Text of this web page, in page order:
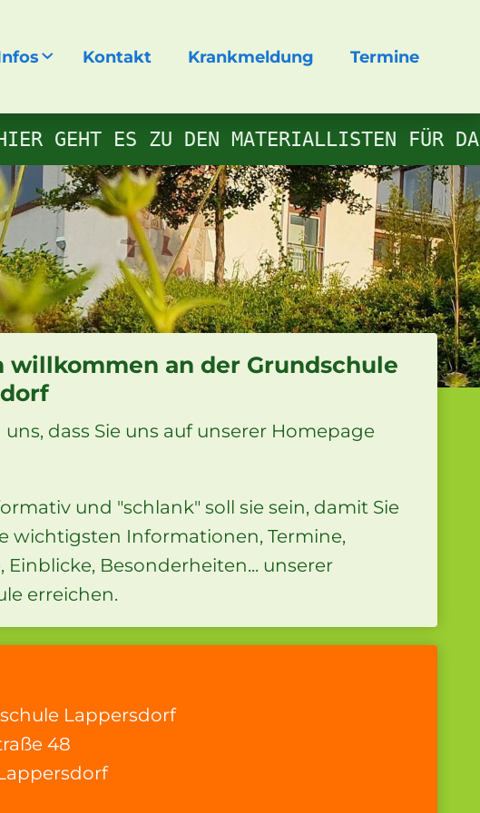
Kontakt Krankmeldung Termine
GEHT ES ZU DEN MATERIALLISTEN FÜR
willkommen an der Grundschule
dass Sie uns auf unserer Homepage
und "schlank" soll sie sein, damit Sie
wichtigsten Informationen, Termine,
Einblicke, Besonderheiten... unserer
erreichen.
Lappersdorf
48